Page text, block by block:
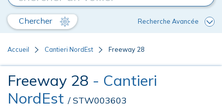
Chercher Recherche Avancée
Accueil Cantieri NordEst Freeway 28
Freeway 28 - Cantieri
NordEst / STW003603